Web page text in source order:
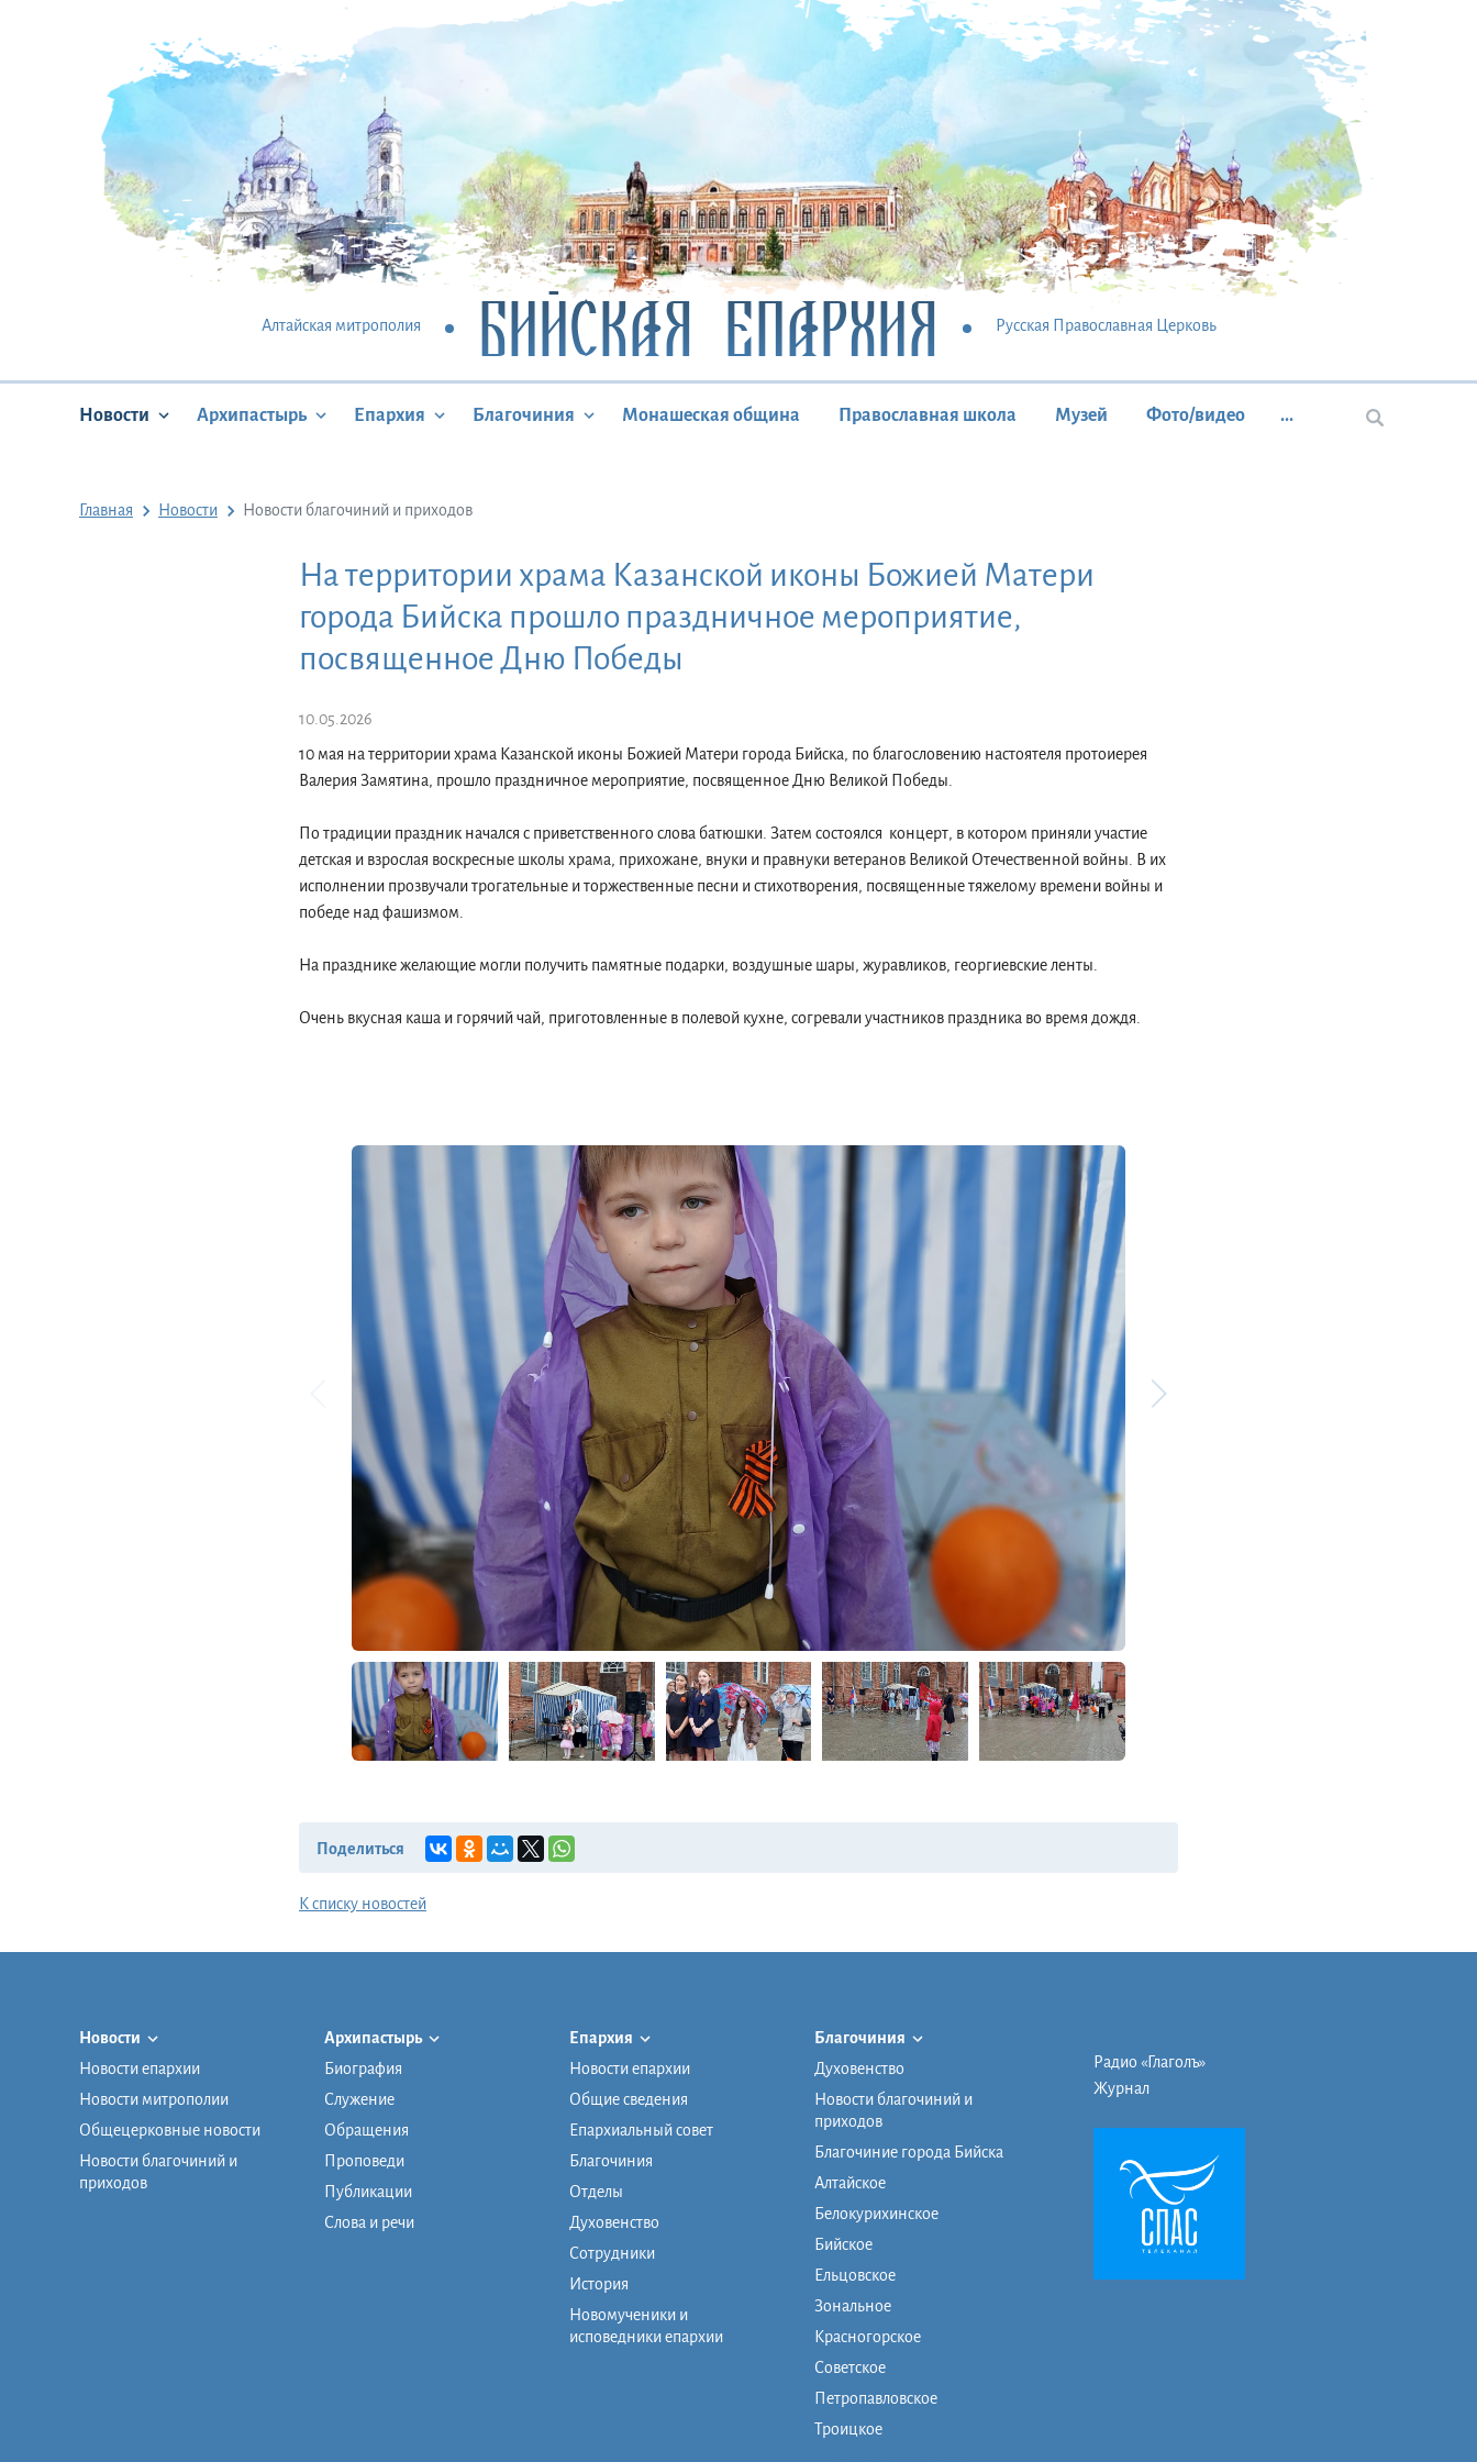
Алтайская митрополия БИЙСКАЯ ЕПАРХИЯ Русская Православная Церковь
Новости Архипастырь Епархия Благочиния Монашеская община Православная школа Музей Фото/видео ...
Главная Новости Новости благочиний и приходов
На территории храма Казанской иконы Божией Матери
города Бийска прошло праздничное мероприятие,
посвященное Дню Победы
10.05.2026
10 мая на территории храма Казанской иконы Божией Матери города Бийска, по благословению настоятеля протоиерея
Валерия Замятина, прошло праздничное мероприятие, посвященное Дню Великой Победы.
По традиции праздник начался с приветственного слова батюшки. Затем состоялся концерт, в котором приняли участие
детская и взрослая воскресные школы храма, прихожане, внуки и правнуки ветеранов Великой Отечественной войны. В их
исполнении прозвучали трогательные и торжественные песни и стихотворения, посвященные тяжелому времени войны и
победе над фашизмом.
На празднике желающие могли получить памятные подарки, воздушные шары, журавликов, георгиевские ленты.
Очень вкусная каша и горячий чай, приготовленные в полевой кухне, согревали участников праздника во время дождя.
Поделиться
К списку новостей
Новости
Новости епархии
Новости митрополии
Общецерковные новости
Новости благочиний и
приходов
Архипастырь
Биография
Служение
Обращения
Проповеди
Публикации
Слова и речи
Епархия
Новости епархии
Общие сведения
Епархиальный совет
Благочиния
Отделы
Духовенство
Сотрудники
История
Новомученики и
исповедники епархии
Благочиния
Духовенство
Новости благочиний и
приходов
Благочиние города Бийска
Алтайское
Белокурихинское
Бийское
Ельцовское
Зональное
Красногорское
Советское
Петропавловское
Троицкое
Радио «Глаголъ»
Журнал